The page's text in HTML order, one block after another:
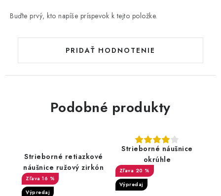
Buďte prvý, kto napíše príspevok k tejto položke.
PRIDAŤ HODNOTENIE
Podobné produkty
Strieborné retiazkové
náušnice ružový zirkón
16 %
Výpredaj
Strieborné náušnice
okrúhle
20 %
Výpredaj